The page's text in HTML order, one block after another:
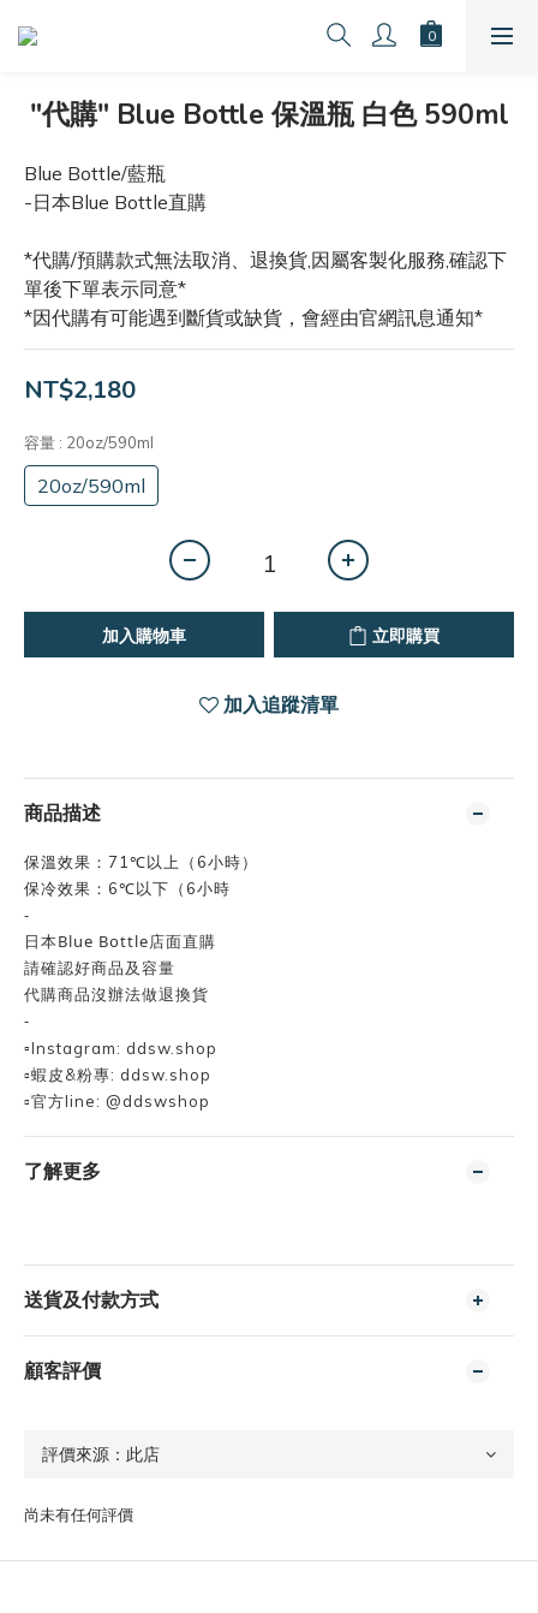
"代購" Blue Bottle 保溫瓶 白色 590ml
Blue Bottle/藍瓶
-日本Blue Bottle直購
*代購/預購款式無法取消、退換貨,因屬客製化服務,確認下
單後下單表示同意*
*因代購有可能遇到斷貨或缺貨，會經由官網訊息通知*
NT$2,180
容量 : 20oz/590ml
20oz/590ml
加入購物車 立即購買
加入追蹤清單
商品描述
保溫效果：71℃以上（6小時）
保冷效果：6℃以下（6小時
-
日本Blue Bottle店面直購
請確認好商品及容量
代購商品沒辦法做退換貨
-
▫️Instagram: ddsw.shop
▫️蝦皮&粉專: ddsw.shop
▫️官方line: @ddswshop
了解更多
送貨及付款方式
顧客評價
尚未有任何評價